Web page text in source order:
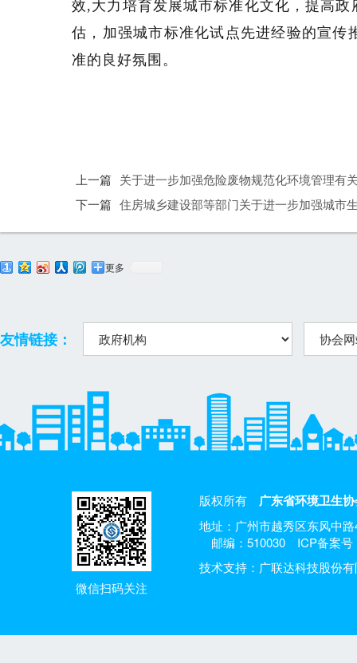
效,大力培育发展城市标准化文化，提高
估，加强城市标准化试点先进经验的宣
准的良好氛围。
上一篇 关于进一步加强危险废物规范化环境管理有
下一篇 住房城乡建设部等部门关于进一步加强城市
更多
友情链接：
微信扫码关注
版权所有 广东省环境卫生
地址：广州市越秀区东风中
邮编：510030
ICP备案号
技术支持：广联达科技股份